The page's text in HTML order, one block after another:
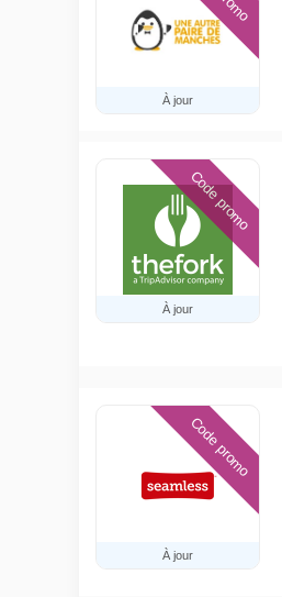
À jour
À jour
Code promo
À jour
Code promo